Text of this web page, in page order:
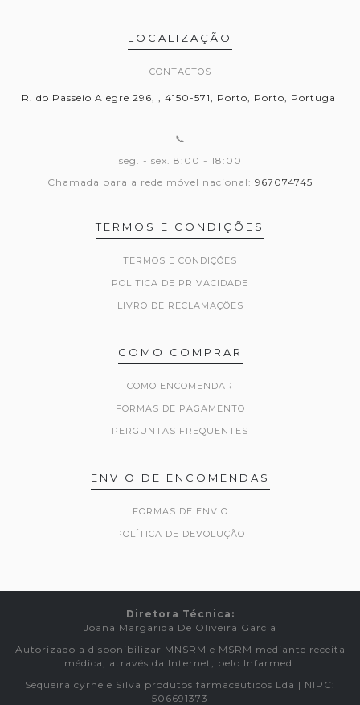
LOCALIZAÇÃO
CONTACTOS
R. do Passeio Alegre 296, , 4150-571, Porto, Porto, Portugal
📞
seg. - sex. 8:00 - 18:00
Chamada para a rede móvel nacional: 967074745
TERMOS E CONDIÇÕES
TERMOS E CONDIÇÕES
POLITICA DE PRIVACIDADE
LIVRO DE RECLAMAÇÕES
COMO COMPRAR
COMO ENCOMENDAR
FORMAS DE PAGAMENTO
PERGUNTAS FREQUENTES
ENVIO DE ENCOMENDAS
FORMAS DE ENVIO
POLÍTICA DE DEVOLUÇÃO
Diretora Técnica:
Joana Margarida De Oliveira Garcia
Autorizado a disponibilizar MNSRM e MSRM mediante receita
médica, através da Internet, pelo Infarmed.
Sequeira cyrne e Silva produtos farmacêuticos Lda | NIPC:
506691373